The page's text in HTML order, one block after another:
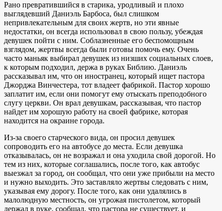
Рано превратившийся в старика, уродливый и плохо
выглядевший Даниэль Барбоса, был слишком
непривлекательным для своих жертв, но эти явные
недостатки, он всегда использовал в свою пользу, убеждая
девушек пойти с ним. Соблазненные его беспомощным
взглядом, жертвы всегда были готовы помочь ему. Очень
часто маньяк выбирал девушек из низших социальных слоев,
к которым подходил, держа в руках Библию. Даниэль
рассказывал им, что он иностранец, который ищет пастора
Джорджа Винчестера, тот владеет фабрикой. Пастор хорошо
заплатит им, если они помогут ему отыскать преподобного
слугу церкви. Он врал девушкам, рассказывая, что пастор
найдет им хорошую работу на своей фабрике, которая
находится на окраине города.
Из-за своего старческого вида, он просил девушек
сопроводить его на автобусе до места. Если девушка
отказывалась, он не возражал и она уходила свой дорогой. Но
тем из них, которые соглашались, после того, как автобус
выезжал за город, он сообщал, что они уже прибыли на место
и нужно выходить. Это заставляло жертвы следовать с ним,
указывая ему дорогу. После того, как они удалялись в
малолюдную местность, он угрожая пистолетом, который
держал в руке, сообщал, что пастора не существует, и